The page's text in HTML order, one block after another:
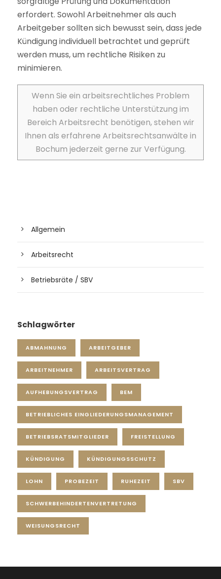
erfordert. Sowohl Arbeitnehmer als auch
Arbeitgeber sollten sich bewusst sein, dass jede
Kündigung individuell betrachtet und geprüft
werden muss, um rechtliche Risiken zu
minimieren.
Wenn Sie ein arbeitsrechtliches Problem
haben oder rechtliche Unterstützung im
Bereich Arbeitsrecht benötigen, stehen wir
Ihnen als erfahrene Arbeitsrechtsanwälte in
Bochum jederzeit gerne zur Verfügung.
Allgemein
Arbeitsrecht
Betriebsräte / SBV
Schlagwörter
ABMAHNUNG ARBEITGEBER
ARBEITNEHMER ARBEITSVERTRAG
AUFHEBUNGSVERTRAG BEM
BETRIEBLICHES EINGLIEDERUNGSMANAGEMENT
BETRIEBSRATSMITGLIEDER FREISTELLUNG
KÜNDIGUNG KÜNDIGUNGSSCHUTZ
LOHN PROBEZEIT RUHEZEIT SBV
SCHWERBEHINDERTENVERTRETUNG
WEISUNGSRECHT